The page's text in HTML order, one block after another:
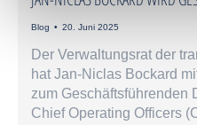
Blog 20. Juni 2025
Der Verwaltungsrat der
hat Jan-Niclas Bockard
zum Geschäftsführenden
Chief Operating Officers